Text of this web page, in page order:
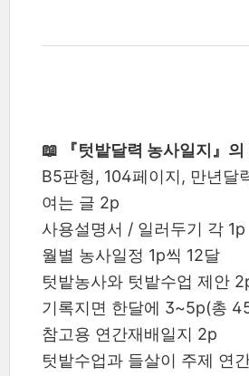
📖 『텃밭달력 농사일지』의
B5판형, 104페이지, 만년달
여는 글 2p
사용설명서 / 일러두기 각 1p
월별 농사일정 1p씩 12달
텃밭농사와 텃밭수업 제안
기록지면 한달에 3~5p(총
참고용 연간재배일지 2p
텃밭수업과 들살이 주제 연